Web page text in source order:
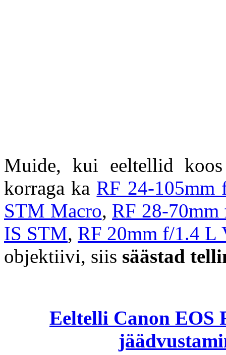
Muide, kui eeltellid
korraga ka RF 24-
STM Macro, RF 28-
IS STM, RF 20mm f/1.4 L
objektiivi, siis säästad
Eeltelli Canon EOS